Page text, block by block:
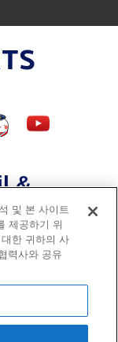
&
및 본 사이트
제공하기 위
한 귀하의 사
력사와 공유